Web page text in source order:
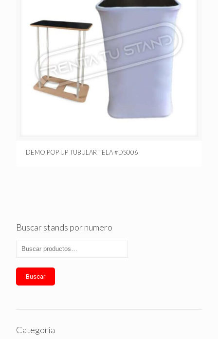
DEMO POP UP TUBULAR TELA #DS006
Buscar stands por numero
Buscar
Categoría